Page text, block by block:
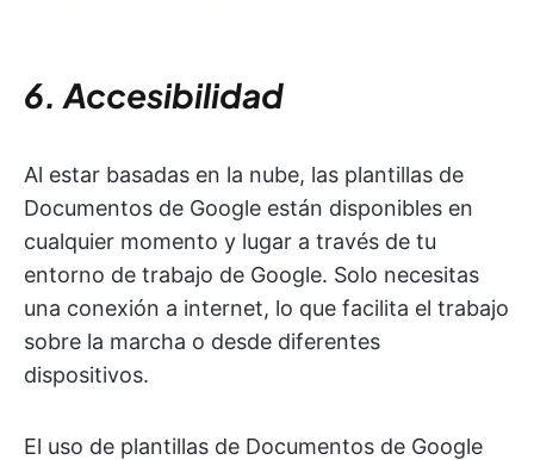
6. Accesibilidad
Al estar basadas en la nube, las plantillas de
Documentos de Google están disponibles en
cualquier momento y lugar a través de tu
entorno de trabajo de Google. Solo necesitas
una conexión a internet, lo que facilita el trabajo
sobre la marcha o desde diferentes
dispositivos.
El uso de plantillas de Documentos de Google